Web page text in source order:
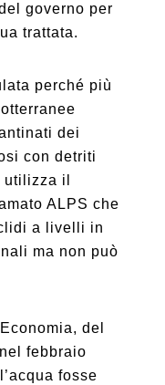
governo per
trattata.
perché più
dei
con detriti
il
ALPS che
a livelli in
ma non può
del
febbraio
fosse